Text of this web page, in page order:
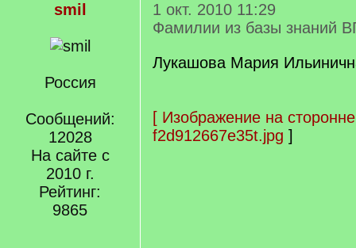
smil
Россия
Сообщений:
12028
На сайте с
2010 г.
Рейтинг:
9865
1 окт. 2010 11:29
Фамилии из базы знаний
Лукашова Мария
[ Изображение на
f2d912667e35t.jpg ]